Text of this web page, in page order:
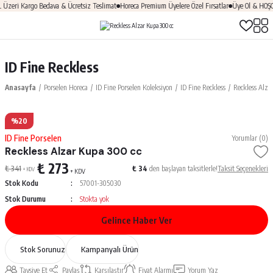
Kargo Bedava & Ücretsiz Teslimat Horeca Premium Üyelere Özel Fırsatlar Üye Ol &
ID Fine Reckless
Anasayfa Porselen Horeca ID Fine Porselen Koleksiyon ID Fine Reckless Reckless
%20
ID Fine Porselen Yorumlar (0)
Reckless Alzar Kupa 300 cc
₺ 341 + KDV ₺ 273 + KDV ₺ 34 den başlayan taksitlerle!Taksit Seçenekleri
Stok Kodu
57001-305030
Stok Durumu
Stokta yok
Gelince Haber Ver
Stok Sorunuz Kampanyalı Ürün
Tavsiye Et Paylaş Karşılaştır Fiyat Alarmı Yorum Yaz